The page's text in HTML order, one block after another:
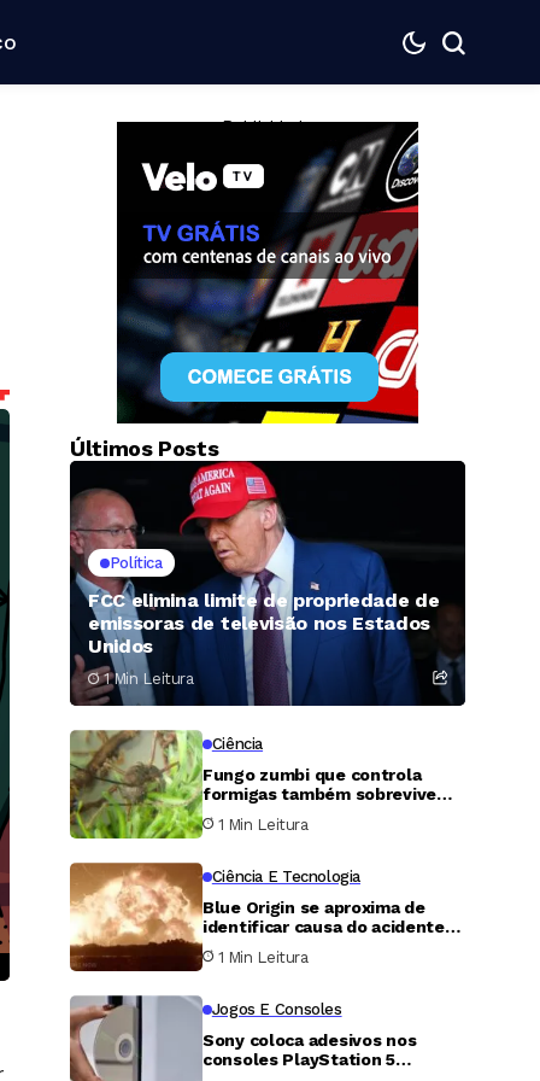
— Publicidade —
Últimos Posts
Política
FCC elimina limite de propriedade de
emissoras de televisão nos Estados
Unidos
1 Min Leitura
Ciência
Fungo zumbi que controla
formigas também sobrevive
dentro de musgos, revela
pesquisa
1 Min Leitura
Ciência E Tecnologia
Blue Origin se aproxima de
identificar causa do acidente
que destruiu o foguete New
Glenn
1 Min Leitura
Jogos E Consoles
Sony coloca adesivos nos
consoles PlayStation 5